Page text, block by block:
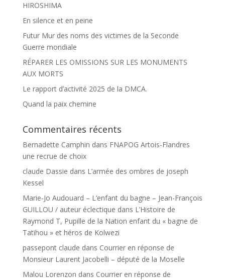
HIROSHIMA
En silence et en peine
Futur Mur des noms des victimes de la Seconde
Guerre mondiale
RÉPARER LES OMISSIONS SUR LES MONUMENTS
AUX MORTS
Le rapport d’activité 2025 de la DMCA.
Quand la paix chemine
Commentaires récents
Bernadette Camphin dans FNAPOG Artois-Flandres
une recrue de choix
claude Dassie dans L’armée des ombres de joseph
Kessel
Marie-Jo Audouard – L’enfant du bagne – Jean-François
GUILLOU / auteur éclectique dans L’Histoire de
Raymond T, Pupille de la Nation enfant du « bagne de
Tatihou » et héros de Kolwezi
passepont claude dans Courrier en réponse de
Monsieur Laurent Jacobelli – député de la Moselle
Malou Lorenzon dans Courrier en réponse de